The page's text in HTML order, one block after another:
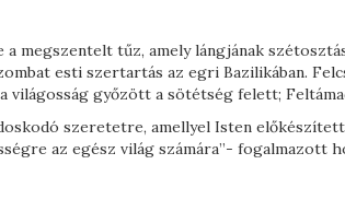
megszentelt tűz, amely lángjának
esti szertartás az egri Bazilikában.
világosság győzött a sötétség felett;
szeretetre, amellyel Isten
az egész világ számára”- fogalmazott